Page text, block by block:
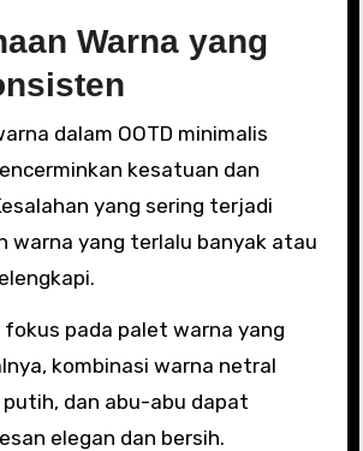
Warna yang
dalam OOTD minimalis
kesatuan dan
yang sering terjadi
warna yang terlalu banyak atau
pada palet warna yang
kombinasi warna netral
dan abu-abu dapat
elegan dan bersih.